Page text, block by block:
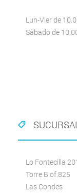
Lun-Vier de
Sábado de
Lo Fontecilla
Torre B of.825
Las Condes